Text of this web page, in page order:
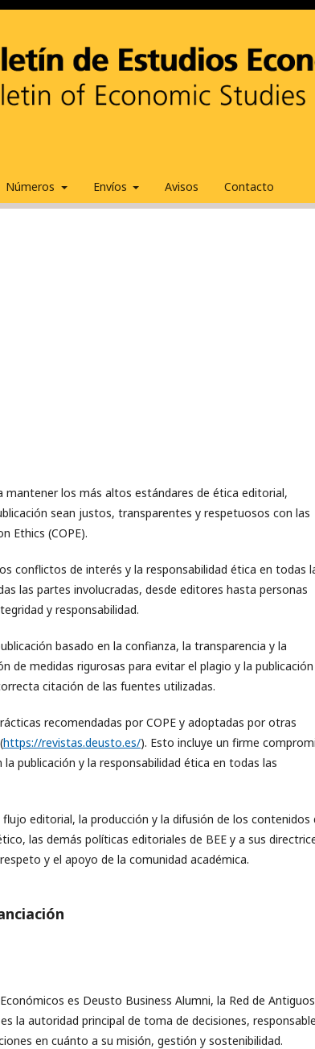
Números Envíos Avisos Contacto
mantener los más altos estándares de ética editorial,
sean justos, transparentes y respetuosos con las
Ethics (COPE).
conflictos de interés y la responsabilidad ética en todas
las partes involucradas, desde editores hasta personas
y responsabilidad.
basado en la confianza, la transparencia y la
de medidas rigurosas para evitar el plagio y la publicación
citación de las fuentes utilizadas.
recomendadas por COPE y adoptadas por otras
https://revistas.deusto.es/). Esto incluye un firme
publicación y la responsabilidad ética en todas las
editorial, la producción y la difusión de los contenidos
las demás políticas editoriales de BEE y a sus
y el apoyo de la comunidad académica.
es Deusto Business Alumni, la Red de Antiguos
la autoridad principal de toma de decisiones,
en cuánto a su misión, gestión y sostenibilidad.